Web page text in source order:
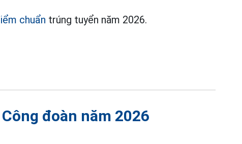
chuẩn trúng tuyển năm 2026.
đoàn năm 2026